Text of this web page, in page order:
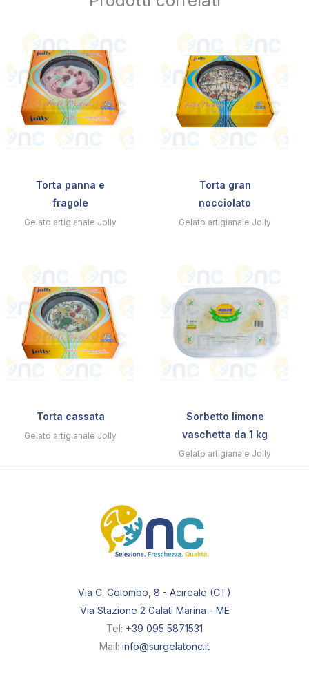
Torta panna e
fragole
Gelato artigianale Jolly
Torta gran
nocciolato
Gelato artigianale Jolly
Torta cassata
Gelato artigianale Jolly
Sorbetto limone
vaschetta da 1 kg
Gelato artigianale Jolly
Via C. Colombo, 8 - Acireale (CT)
Via Stazione 2 Galati Marina - ME
Tel: +39 095 5871531
Mail: info@surgelatonc.it